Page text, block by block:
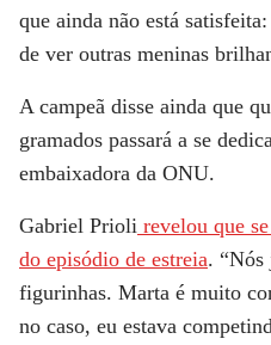
que ainda não está
de ver outras meninas
A campeã disse ainda que
gramados passará a se
embaixadora da ONU.
Gabriel Prioli revelou que
do episódio de estreia. “Nós
figurinhas. Marta é muito
no caso, eu estava